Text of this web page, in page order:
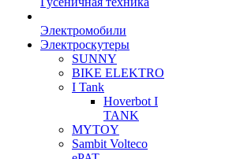
Электромобили
Электроскутеры
SUNNY
BIKE ELEKTRO
I Tank
Hoverbot I
TANK
MYTOY
Sambit Volteco